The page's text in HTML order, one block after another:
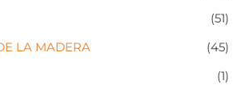
(51)
LA MADERA
(45)
(1)